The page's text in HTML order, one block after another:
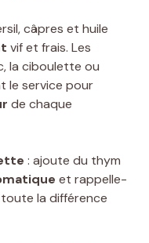
câpres et huile
vif et frais. Les
la ciboulette ou
le service pour
de chaque
: ajoute du thym
et rappelle-
la différence